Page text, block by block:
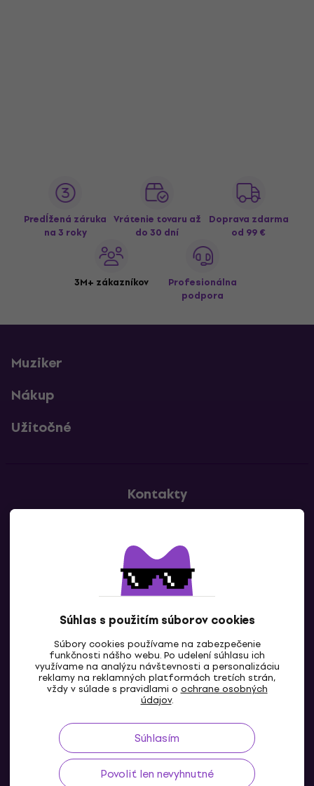
Súhlas s použitím súborov cookies
Súbory cookies používame na zabezpečenie
funkčnosti nášho webu. Po udelení súhlasu ich
využívame na analýzu návštevnosti a personalizáciu
reklamy na reklamných platformách tretích strán,
vždy v súlade s pravidlami o ochrane osobných
údajov.
Súhlasím
Povoliť len nevyhnutné
Predĺžená záruka
na 3 roky
Vrátenie tovaru až
do 30 dní
Doprava zdarma
od 99 €
3M+ zákazníkov
Profesionálna
podpora
Muziker
Nákup
Užitočné
Kontakty
SK